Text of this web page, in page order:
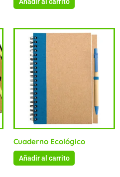
Cuaderno Ecológico
Añadir al carrito